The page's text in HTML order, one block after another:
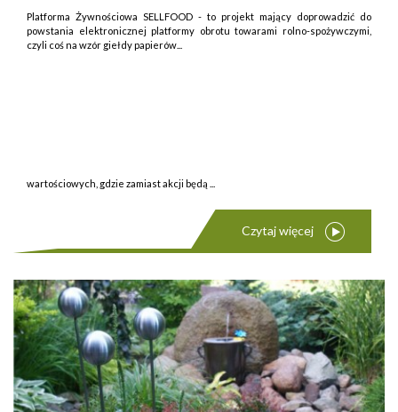
Platforma Żywnościowa SELLFOOD - to projekt mający doprowadzić do
powstania elektronicznej platformy obrotu towarami rolno-spożywczymi,
czyli coś na wzór giełdy papierów...
wartościowych, gdzie zamiast akcji będą ...
Czytaj więcej